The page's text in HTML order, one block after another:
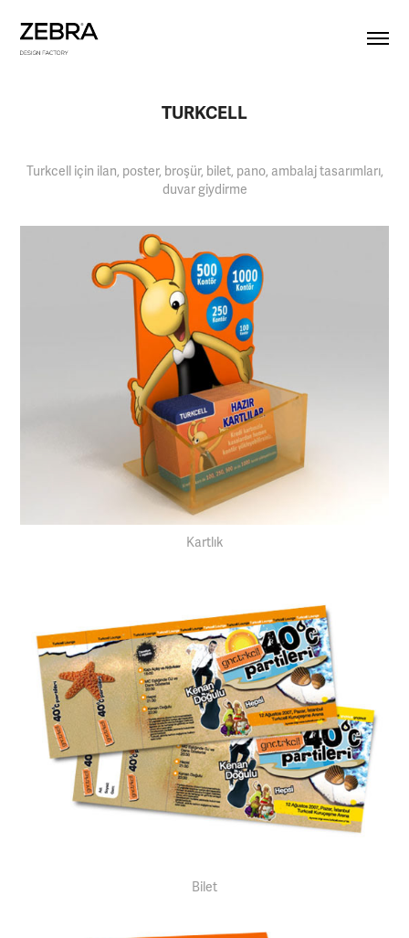
TURKCELL
Turkcell için ilan, poster, broşür, bilet, pano, ambalaj tasarımları,
duvar giydirme
Kartlık
Bilet